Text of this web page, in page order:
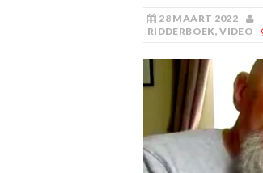
28 MAART 2022
RIDDERBOEK,VIDEO